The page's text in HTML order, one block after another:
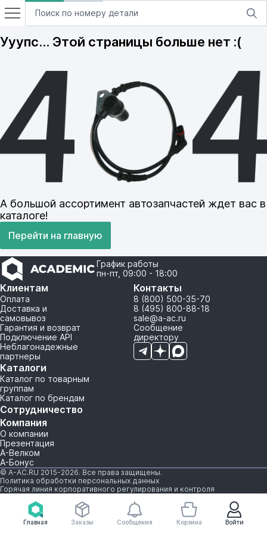
Главная Войти
Заказы Сообщения Корзина
Ууупс… Этой страницы больше нет :(
А большой ассортимент автозапчастей ждет вас в
каталоге!
Перейти на главную
График работы
пн-пт, 09:00 - 18:00
Клиентам
Оплата
Доставка и
самовывоз
Гарантия и возврат
Подключение API
Неблагонадежные
партнеры
Каталоги
Каталог по товарным
группам
Каталог по брендам
Сотрудничество
Компания
О компании
Презентация
А-Велком
А-Бонус
Контакты
8 (800) 500-35-70
8 (495) 800-88-18
sale@a-ac.ru
Сообщение
директору
© A-AC.RU 2015-2026. Все права защищены.
Политика обработки персональных данных
Горячая линия корпоративного регулирования и контроля